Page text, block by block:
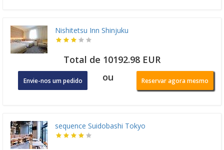
Nishitetsu Inn Shinjuku
Total de 10192.98 EUR
Envie-nos um pedido ou Reservar agora mesmo
sequence Suidobashi Tokyo